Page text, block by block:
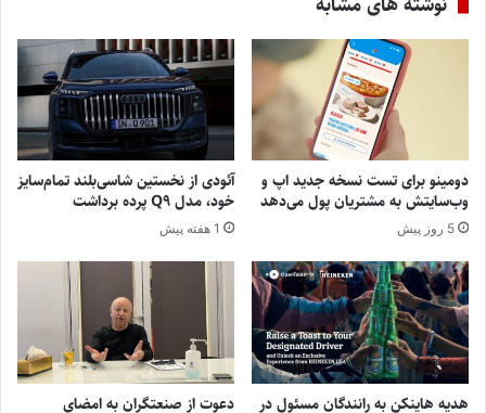
دومینو برای تست نسخه جدید اپ و
وب‌سایتش به مشتریان پول می‌دهد
5 روز پیش
آئودی از نخستین شاسی‌بلند تمام‌سایز
خود، مدل Q9 پرده برداشت
1 هفته پیش
هدیه هاینکن به رانندگان مسئول در
دعوت از صنعتگران به امضای